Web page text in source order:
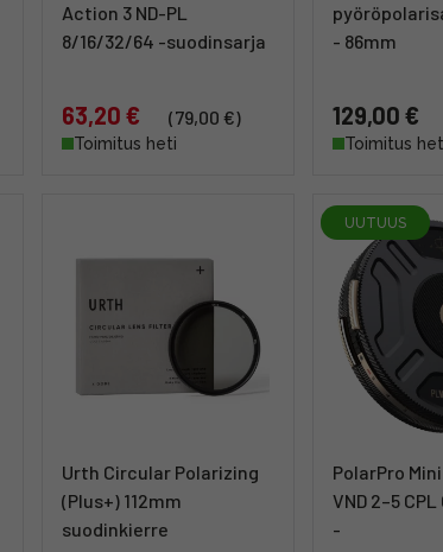
Action 3 ND-PL
8/16/32/64 -suodinsarja
63,20 € (79,00 €)
Toimitus heti
- 86mm
129,00 €
Toimitus
Urth Circular Polarizing
(Plus+) 112mm
suodinkierre
UUTUUS
PolarPro
VND 2–5
-